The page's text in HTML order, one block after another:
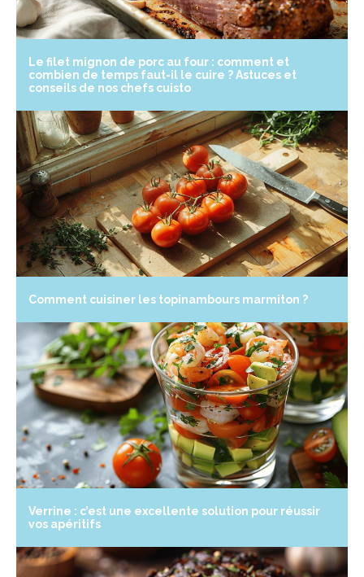
Le filet mignon de porc au four : comment et
combien de temps faut-il le cuire ? Astuces et
conseils de nos chefs cuisto
Comment cuisiner les topinambours marmiton ?
Verrine : c’est une excellente solution pour réussir
vos apéritifs